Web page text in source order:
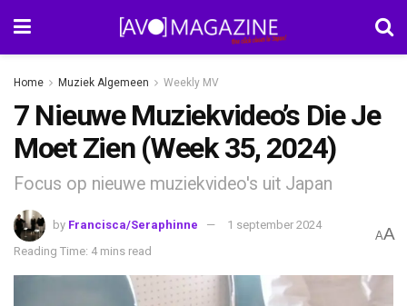
Home Muziek Algemeen Weekly MV
7 Nieuwe Muziekvideo’s Die Je
Moet Zien (Week 35, 2024)
Focus op nieuwe muziekvideo's uit Japan
by Francisca/Seraphinne
1 september 2024
Reading Time: 4 mins read
AA